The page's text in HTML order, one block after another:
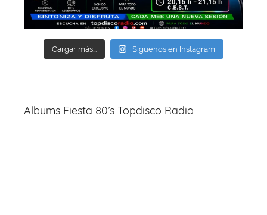
Cargar más... Síguenos en Instagram
Albums Fiesta 80’s Topdisco Radio